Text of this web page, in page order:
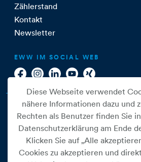
Zählerstand
Kontakt
Newsletter
EWW IM SOCIAL WEB
Diese Webseite verwendet
nähere Informationen dazu und
Rechten als Benutzer finden Sie
Datenschutzerklärung am Ende
Klicken Sie auf „Alle
Cookies zu akzeptieren und